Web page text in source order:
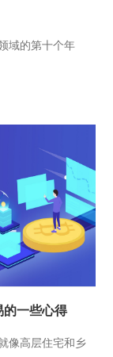
域的第十个年
的一些心得
像高层住宅和乡